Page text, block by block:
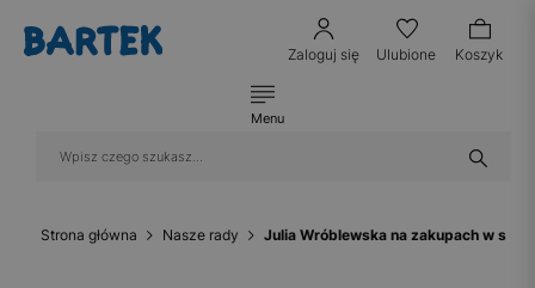
Zaloguj się Ulubione Koszyk
Menu
Strona główna Nasze rady Julia Wróblewska na zakupach w